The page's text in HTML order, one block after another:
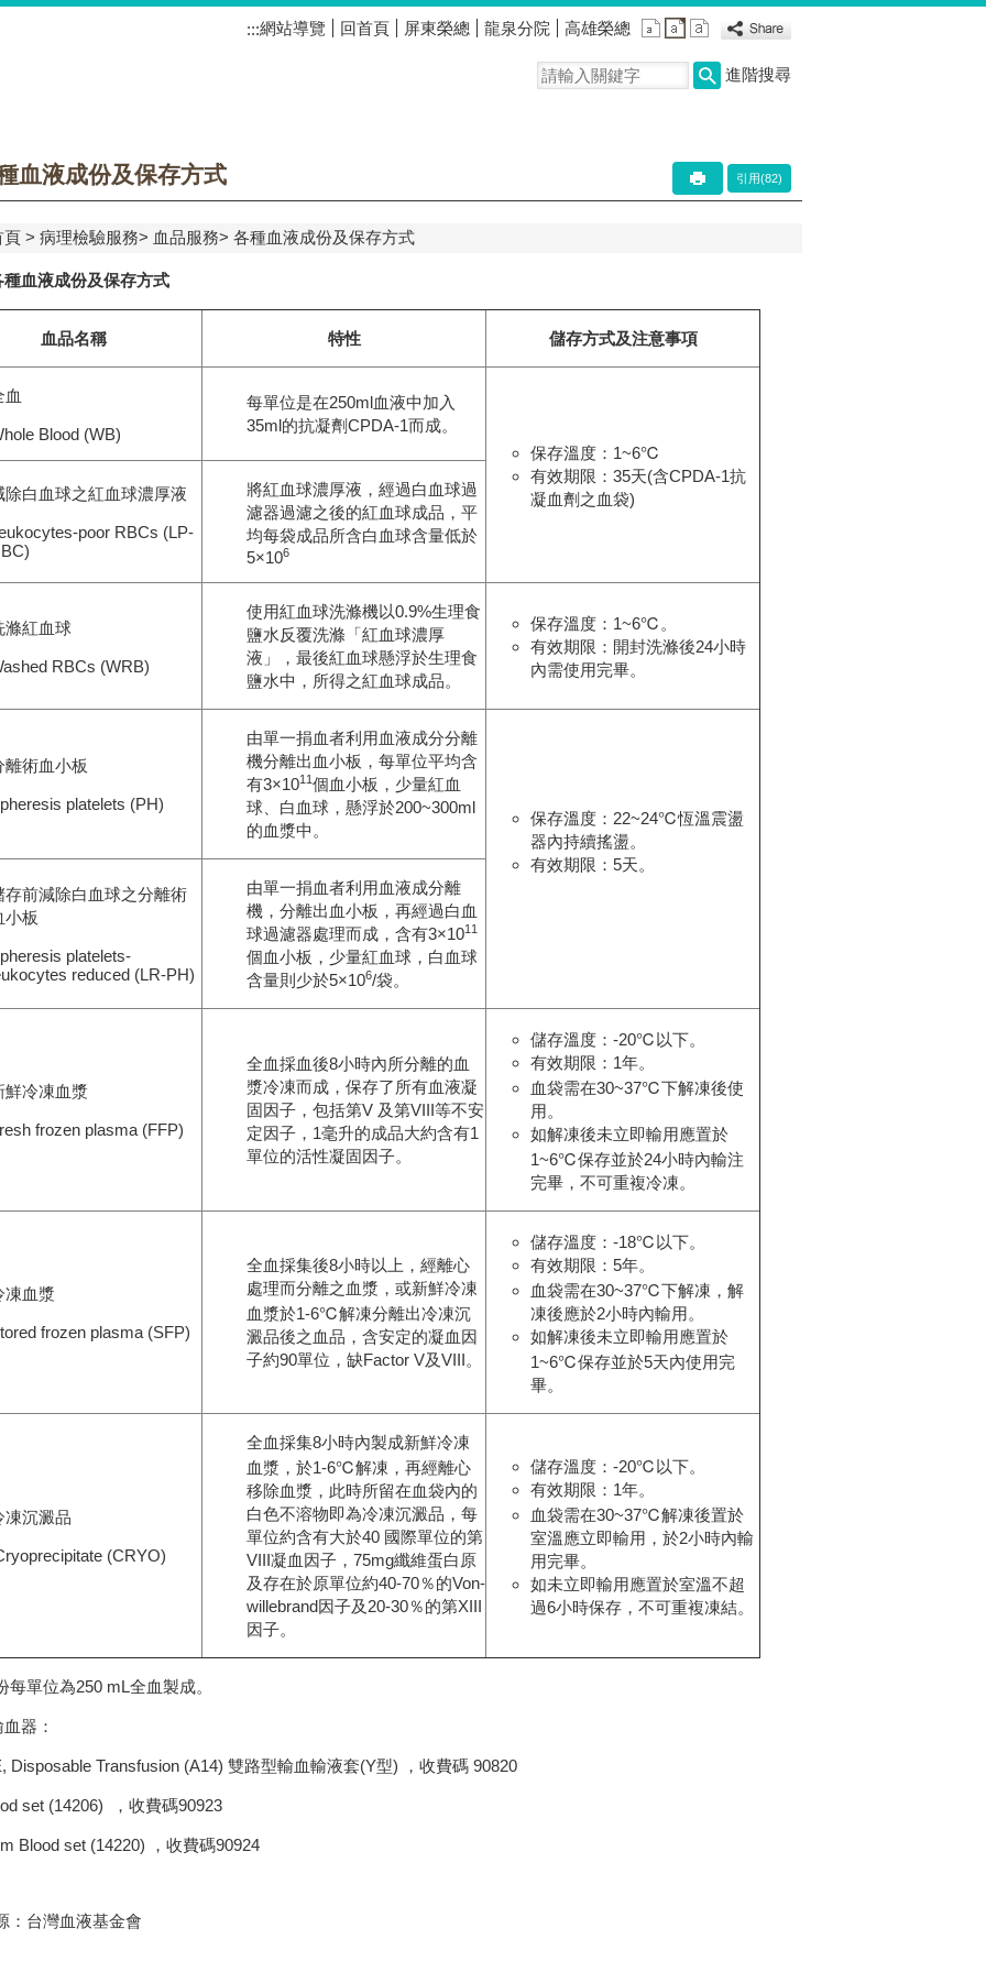
:::網站導覽 回首頁 屏東榮總 龍泉分院 高雄榮總
進階搜尋
血液成份及保存方式 引用(82)
頁 病理檢驗服務 血品服務 各種血液成份及保存方式
種血液成份及保存方式
血品名稱 特性 儲存方式及注意事項
血
Blood (WB)
每單位是在250ml血液中加入
35ml的抗凝劑CPDA-1而成。
保存溫度：1~6℃
有效期限：35天(含CPDA-1抗
凝血劑之血袋)
除白血球之紅血球濃厚液
poor RBCs (LP-
將紅血球濃厚液，經過白血球過
濾器過濾之後的紅血球成品，平
均每袋成品所含白血球含量低於
5×106
滌紅血球
RBCs (WRB)
使用紅血球洗滌機以0.9%生理食
鹽水反覆洗滌「紅血球濃厚
液」，最後紅血球懸浮於生理食
鹽水中，所得之紅血球成品。
保存溫度：1~6℃。
有效期限：開封洗滌後24小時
內需使用完畢。
離術血小板
platelets (PH)
由單一捐血者利用血液成分分離
機分離出血小板，每單位平均含
有3×1011個血小板，少量紅血
球、白血球，懸浮於200~300ml
的血漿中。
保存溫度：22~24℃恆溫震盪
器內持續搖盪。
有效期限：5天。
存前減除白血球之分離術
小板
platelets-
reduced (LR-PH)
由單一捐血者利用血液成分離
機，分離出血小板，再經過白血
球過濾器處理而成，含有3×1011
個血小板，少量紅血球，白血球
含量則少於5×106/袋。
鮮冷凍血漿
frozen plasma (FFP)
全血採血後8小時內所分離的血
漿冷凍而成，保存了所有血液凝
固因子，包括第V 及第VIII等不安
定因子，1毫升的成品大約含有1
單位的活性凝固因子。
儲存溫度：-20℃以下。
有效期限：1年。
血袋需在30~37℃下解凍後使
用。
如解凍後未立即輸用應置於
1~6℃保存並於24小時內輸注
完畢，不可重複冷凍。
凍血漿
frozen plasma (SFP)
全血採集後8小時以上，經離心
處理而分離之血漿，或新鮮冷凍
血漿於1-6℃解凍分離出冷凍沉
澱品後之血品，含安定的凝血因
子約90單位，缺Factor V及VIII。
儲存溫度：-18℃以下。
有效期限：5年。
血袋需在30~37℃下解凍，解
凍後應於2小時內輸用。
如解凍後未立即輸用應置於
1~6℃保存並於5天內使用完
畢。
凍沉澱品
(CRYO)
全血採集8小時內製成新鮮冷凍
血漿，於1-6℃解凍，再經離心
移除血漿，此時所留在血袋內的
白色不溶物即為冷凍沉澱品，每
單位約含有大於40 國際單位的第
VIII凝血因子，75mg纖維蛋白原
及存在於原單位約40-70％的Von-
willebrand因子及20-30％的第XIII
因子。
儲存溫度：-20℃以下。
有效期限：1年。
血袋需在30~37℃解凍後置於
室溫應立即輸用，於2小時內輸
用完畢。
如未立即輸用應置於室溫不超
過6小時保存，不可重複凍結。
每單位為250 mL全血製成。
器：
Disposable Transfusion (A14) 雙路型輸血輸液套(Y型) ，收費碼 90820
set (14206) ，收費碼90923
Blood set (14220) ，收費碼90924
：台灣血液基金會